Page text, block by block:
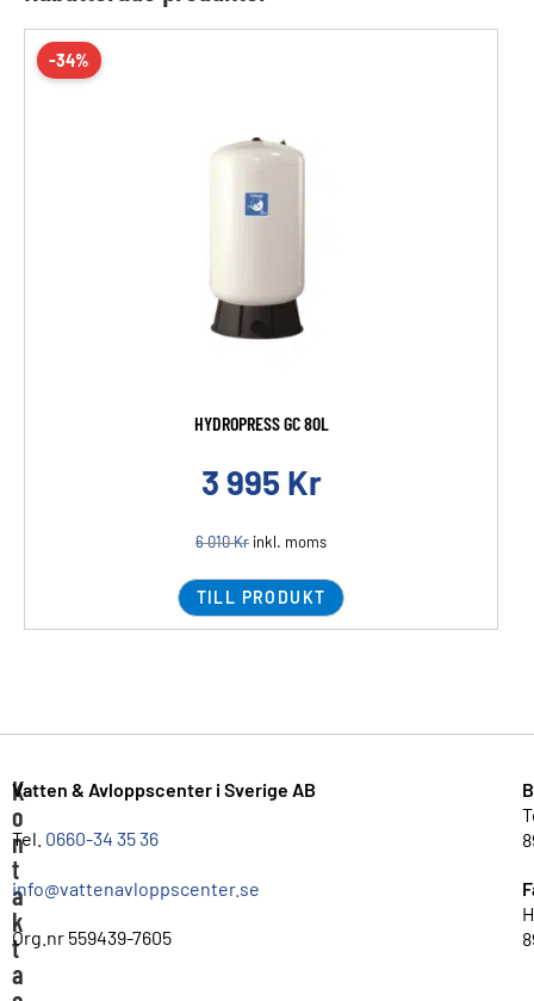
-34%
HYDROPRESS GC 80L
3 995 Kr
6 010Kr inkl. moms
TILL PRODUKT
K
o
n
t
a
k
t
a
Vatten & Avloppscenter i Sverige AB
Tel. 0660-34 35 36
info@vattenavloppscenter.se
Org.nr 559439-7605